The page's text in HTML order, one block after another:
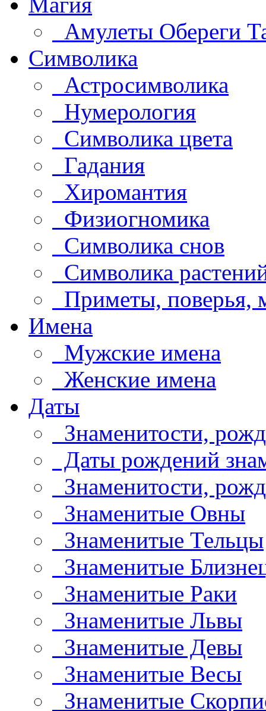
Амулеты Обереги
Символика
Астросимволика
Нумерология
Символика цвета
Гадания
Хиромантия
Физиогномика
Символика снов
Символика
Приметы, поверья,
Имена
Мужские имена
Женские имена
Даты
Знаменитости,
Даты рождений
Знаменитости,
Знаменитые Овны
Знаменитые Тельцы
Знаменитые
Знаменитые Раки
Знаменитые Львы
Знаменитые Девы
Знаменитые Весы
Знаменитые